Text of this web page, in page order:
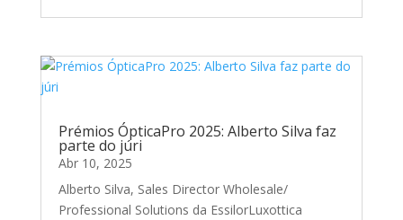
Prémios ÓpticaPro 2025: Alberto Silva faz
parte do júri
Abr 10, 2025
Alberto Silva, Sales Director Wholesale/
Professional Solutions da EssilorLuxottica